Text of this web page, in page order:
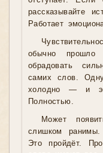
рассказывайте
Работает
обычно
обрадовать
самих слов.
холодно — и
Полностью.
Может
слишком
Это пройдёт.